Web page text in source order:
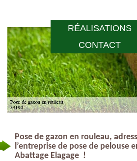
RÉALISATIONS
CONTACT
Pose de gazon en rouleau,
l’entreprise de pose de pelouse
Abattage Elagage !